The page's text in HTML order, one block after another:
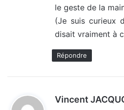
le geste de la
(Je suis curieux
disait vraiment à
Répondre
Vincent